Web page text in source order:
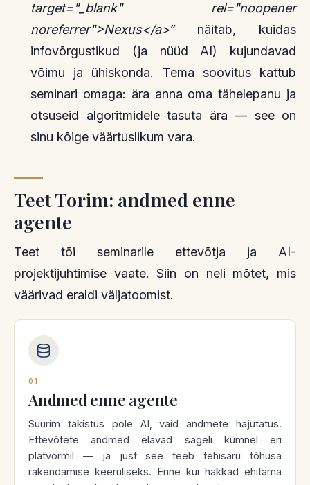
target="_blank" rel="noopener
noreferrer">Nexus</a>“näitab, kuidas
infovõrgustikud (ja nüüd AI) kujundavad
võimu ja ühiskonda. Tema soovitus kattub
seminari omaga: ära anna oma tähelepanu ja
otsuseid algoritmidele tasuta ära — see on
sinu kõige väärtuslikum vara.
Teet Torim: andmed enne
agente
Teet tõi seminarile ettevõtja ja AI-
projektijuhtimise vaate. Siin on neli mõtet, mis
väärivad eraldi väljatoomist.
01
Andmed enne agente
Suurim takistus pole AI, vaid andmete hajutatus.
Ettevõtete andmed elavad sageli kümnel eri
platvormil — ja just see teeb tehisaru tõhusa
rakendamise keeruliseks. Enne kui hakkad ehitama